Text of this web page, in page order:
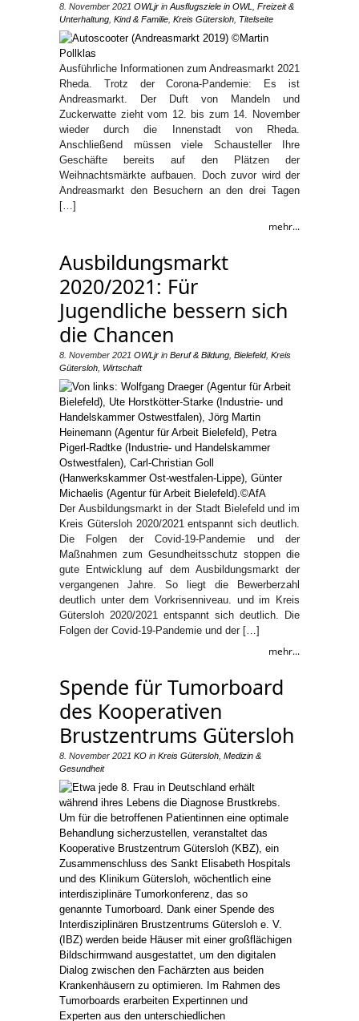
8. November 2021 OWLjr in Ausflugsziele in OWL
Freizeit &
Unterhaltung Kind & Familie Kreis Gütersloh Titelseite
Ausführliche Informationen zum Andreasmarkt 2021
Rheda. Trotz der Corona-Pandemie: Es ist
Andreasmarkt. Der Duft von Mandeln und
Zuckerwatte zieht vom 12. bis zum 14. November
wieder durch die Innenstadt von Rheda.
Anschließend müssen viele Schausteller Ihre
Geschäfte bereits auf den Plätzen der
Weihnachtsmärkte aufbauen. Doch zuvor wird der
Andreasmarkt den Besuchern an den drei Tagen
[…]
mehr...
Ausbildungsmarkt
2020/2021: Für
Jugendliche bessern sich
die Chancen
8. November 2021 OWLjr in Beruf & Bildung Bielefeld, Kreis
Gütersloh Wirtschaft
Der Ausbildungsmarkt in der Stadt Bielefeld und im
Kreis Gütersloh 2020/2021 entspannt sich deutlich.
Die Folgen der Covid-19-Pandemie und der
Maßnahmen zum Gesundheitsschutz stoppen die
gute Entwicklung auf dem Ausbildungsmarkt der
vergangenen Jahre. So liegt die Bewerberzahl
deutlich unter dem Vorkrisenniveau. und im Kreis
Gütersloh 2020/2021 entspannt sich deutlich. Die
Folgen der Covid-19-Pandemie und der […]
mehr...
Spende für Tumorboard
des Kooperativen
Brustzentrums Gütersloh
8. November 2021 KO in Kreis Gütersloh Medizin &
Gesundheit